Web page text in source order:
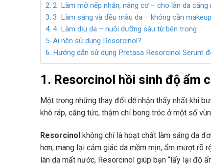
2. Làm mờ nếp nhăn, nâng cơ – cho làn da căng
3. Làm sáng và đều màu da – không cần
4. Làm dịu da – nuôi dưỡng sâu từ bên trong
Ai nên sử dụng Resorcinol?
Hướng dẫn sử dụng Pretasa Resorcinol Serum
1. Resorcinol hồi sinh độ ẩm
Một trong những thay đổi dễ nhận thấy nhất khi
khô ráp, căng tức, thậm chí bong tróc ở một số
Resorcinol không chỉ là hoạt chất làm sáng da
hơn, mang lại cảm giác da mềm mịn, ẩm mượt rõ
làn da mất nước, Resorcinol giúp bạn “lấy lại độ